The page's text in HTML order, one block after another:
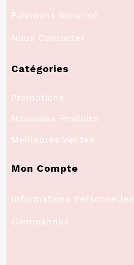
Paiement Sécurisé
Nous Contacter
Catégories
Promotions
Nouveaux Produits
Meilleures Ventes
Mon Compte
Informations Personnelles
Commandes